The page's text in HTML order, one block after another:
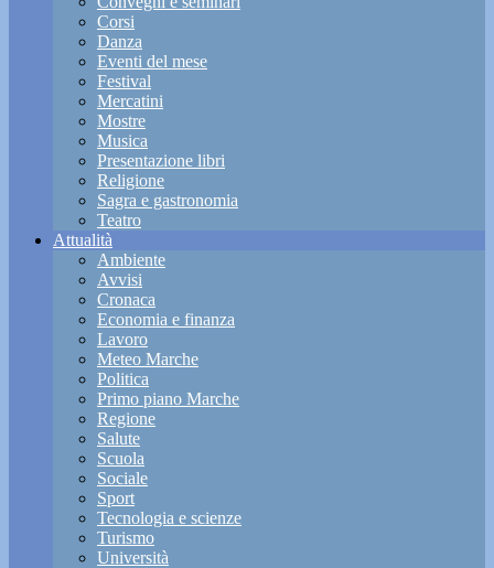
Corsi
Danza
Eventi del mese
Festival
Mercatini
Mostre
Musica
Presentazione libri
Religione
Sagra e gastronomia
Teatro
Attualità
Ambiente
Avvisi
Cronaca
Economia e finanza
Lavoro
Meteo Marche
Politica
Primo piano Marche
Regione
Salute
Scuola
Sociale
Sport
Tecnologia e scienze
Turismo
Università